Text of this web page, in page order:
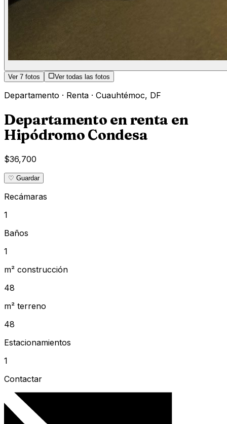
Ver 7 fotos Ver todas las fotos
Departamento · Renta · Cuauhtémoc, DF
Departamento en renta en
Hipódromo Condesa
$36,700
♡ Guardar
Recámaras
1
Baños
1
m² construcción
48
m² terreno
48
Estacionamientos
1
Contactar